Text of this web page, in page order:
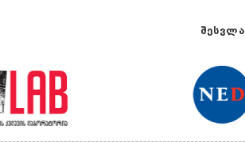
შესვლა